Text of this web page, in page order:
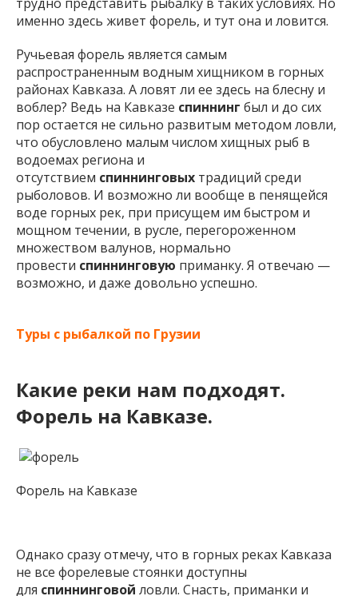
именно здесь живет форель, и тут она и ловится.
Ручьевая форель является самым
распространенным водным хищником в горных
районах Кавказа. А ловят ли ее здесь на блесну и
воблер? Ведь на Кавказе спиннинг был и до сих
пор остается не сильно развитым методом ловли,
что обусловлено малым числом хищных рыб в
водоемах региона и
отсутствием спиннинговых традиций среди
рыболовов. И возможно ли вообще в пенящейся
воде горных рек, при присущем им быстром и
мощном течении, в русле, перегороженном
множеством валунов, нормально
провести спиннинговую приманку. Я отвечаю —
возможно, и даже довольно успешно.
Туры с рыбалкой по Грузии
Какие реки нам подходят.
Форель на Кавказе.
Форель на Кавказе
Однако сразу отмечу, что в горных реках Кавказа
не все форелевые стоянки доступны
для спиннинговой ловли. Снасть, приманки и